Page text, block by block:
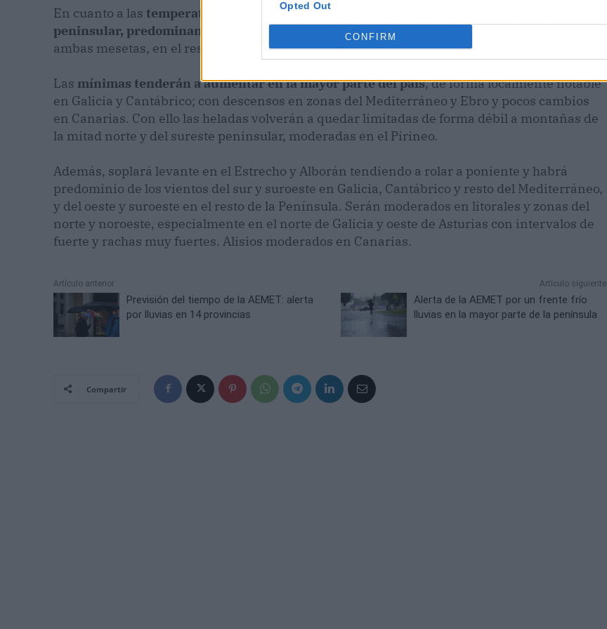
Opted Out
CONFIRM
En cuanto a las temperaturas, las máximas estarán en descenso en el extremo noroeste
peninsular, predominando los aumentos moderadosen Levante, Ebro, Ibérica y puntos de
ambas mesetas, en el resto no se esperan cambios salvo algunos ascenso ligeros.
Las mínimas tenderán a aumentar en la mayor parte del país, de forma localmente notable
en Galicia y Cantábrico; con descensos en zonas del Mediterráneo y Ebro y pocos cambios
en Canarias. Con ello las heladas volverán a quedar limitadas de forma débil a montañas de
la mitad norte y del sureste peninsular, moderadas en el Pirineo.
Además, soplará levante en el Estrecho y Alborán tendiendo a rolar a poniente y habrá
predominio de los vientos del sur y suroeste en Galicia, Cantábrico y resto del Mediterráneo,
y del oeste y suroeste en el resto de la Península. Serán moderados en litorales y zonas del
norte y noroeste, especialmente en el norte de Galicia y oeste de Asturias con intervalos de
fuerte y rachas muy fuertes. Alisios moderados en Canarias.
Artículo anterior
Previsión del tiempo de la AEMET: alerta
por lluvias en 14 provincias
Artículo siguiente
Alerta de la AEMET por un frente frío
lluvias en la mayor parte de la península
Compartir